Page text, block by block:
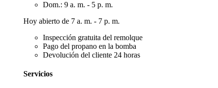
Dom.: 9 a. m. - 5 p. m.
Hoy abierto de 7 a. m. - 7 p. m.
Inspección gratuita del remolque
Pago del propano en la bomba
Devolución del cliente 24 horas
Servicios